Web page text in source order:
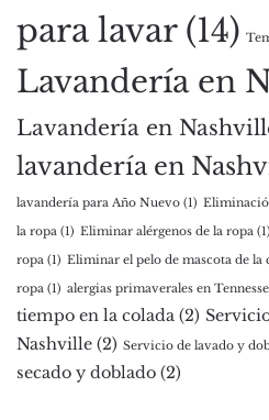
para lavar(14)
Lavandería en
Lavandería en
lavandería en
lavandería para Año Nuevo (1)
la ropa (1) Eliminar alérgenos de la ropa (1)
ropa (1) Eliminar el pelo de mascota de la
ropa (1) alergias primaverales en
tiempo en la colada (2)
Nashville (2) Servicio de lavado y
secado y doblado (2)